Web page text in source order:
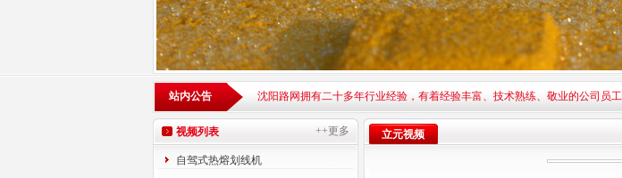
站内公告 沈阳路网拥有二十多年行业经验，有着经验丰富、技术熟练、敬业的公司员
视频列表 ++更多
自驾式热熔划线机
立元视频